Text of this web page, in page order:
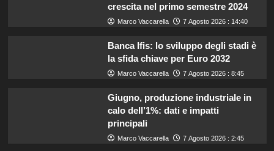
crescita nel primo semestre 2024
Marco Vaccarella 7 Agosto 2026 : 14:40
Banca Ifis: lo sviluppo degli stadi è
la sfida chiave per Euro 2032
Marco Vaccarella 7 Agosto 2026 : 8:45
Giugno, produzione industriale in
calo dell’1%: dati e impatti
principali
Marco Vaccarella 7 Agosto 2026 : 2:45